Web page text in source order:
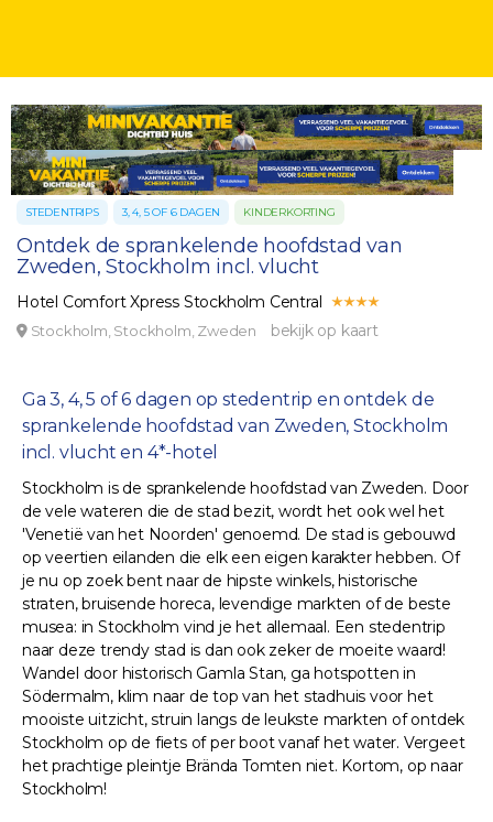
STEDENTRIPS 3, 4, 5 OF 6 DAGEN KINDERKORTING
Ontdek de sprankelende hoofdstad van
Zweden, Stockholm incl. vlucht
Hotel Comfort Xpress Stockholm Central
Stockholm, Stockholm, Zweden bekijk op kaart
Ga 3, 4, 5 of 6 dagen op stedentrip en ontdek de
sprankelende hoofdstad van Zweden, Stockholm
incl. vlucht en 4*-hotel
Stockholm is de sprankelende hoofdstad van Zweden. Door
de vele wateren die de stad bezit, wordt het ook wel het
'Venetië van het Noorden' genoemd. De stad is gebouwd
op veertien eilanden die elk een eigen karakter hebben. Of
je nu op zoek bent naar de hipste winkels, historische
straten, bruisende horeca, levendige markten of de beste
musea: in Stockholm vind je het allemaal. Een stedentrip
naar deze trendy stad is dan ook zeker de moeite waard!
Wandel door historisch Gamla Stan, ga hotspotten in
Södermalm, klim naar de top van het stadhuis voor het
mooiste uitzicht, struin langs de leukste markten of ontdek
Stockholm op de fiets of per boot vanaf het water. Vergeet
het prachtige pleintje Brända Tomten niet. Kortom, op naar
Stockholm!